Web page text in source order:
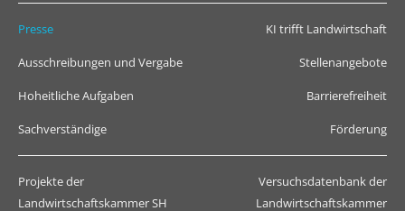
Presse KI trifft Landwirtschaft
Ausschreibungen und Vergabe Stellenangebote
Hoheitliche Aufgaben Barrierefreiheit
Sachverständige Förderung
Projekte der
Landwirtschaftskammer SH
Versuchsdatenbank der
Landwirtschaftskammer